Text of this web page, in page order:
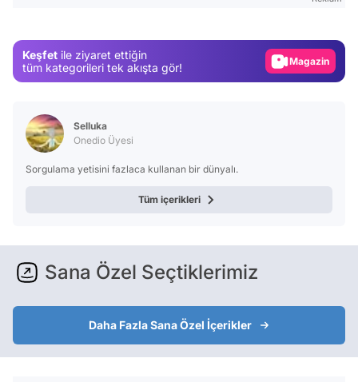
Keşfet ile ziyaret ettiğin
tüm kategorileri tek akışta gör!
Magazin
Selluka
Onedio Üyesi
Sorgulama yetisini fazlaca kullanan bir dünyalı.
Tüm içerikleri
Sana Özel Seçtiklerimiz
Daha Fazla Sana Özel İçerikler